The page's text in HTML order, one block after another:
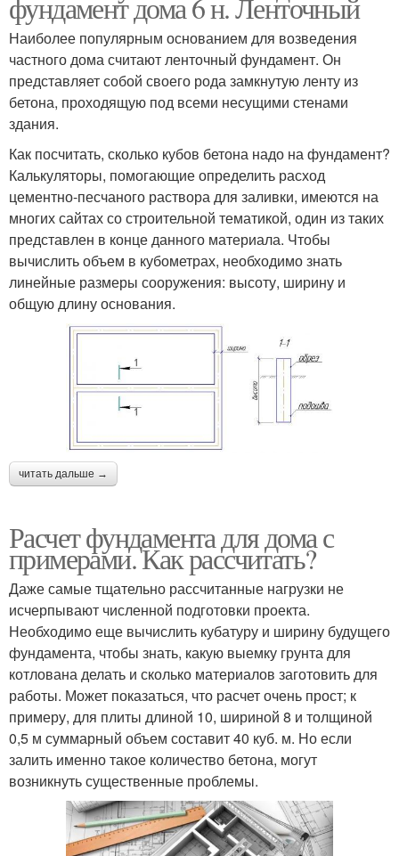
Наиболее популярным основанием для возведения
частного дома считают ленточный фундамент. Он
представляет собой своего рода замкнутую ленту из
бетона, проходящую под всеми несущими стенами
здания.
Как посчитать, сколько кубов бетона надо на фундамент?
Калькуляторы, помогающие определить расход
цементно-песчаного раствора для заливки, имеются на
многих сайтах со строительной тематикой, один из таких
представлен в конце данного материала. Чтобы
вычислить объем в кубометрах, необходимо знать
линейные размеры сооружения: высоту, ширину и
общую длину основания.
читать дальше →
Расчет фундамента для дома с
примерами. Как рассчитать?
Даже самые тщательно рассчитанные нагрузки не
исчерпывают численной подготовки проекта.
Необходимо еще вычислить кубатуру и ширину будущего
фундамента, чтобы знать, какую выемку грунта для
котлована делать и сколько материалов заготовить для
работы. Может показаться, что расчет очень прост; к
примеру, для плиты длиной 10, шириной 8 и толщиной
0,5 м суммарный объем составит 40 куб. м. Но если
залить именно такое количество бетона, могут
возникнуть существенные проблемы.